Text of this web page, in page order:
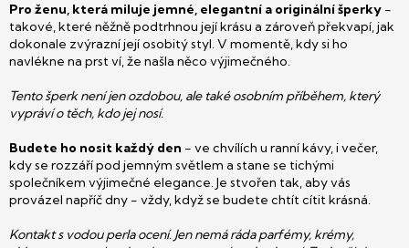
Pro ženu, která miluje jemné, elegantní a originální šperky -
takové, které něžně podtrhnou její krásu a zároveň překvapí, jak
dokonale zvýrazní její osobitý styl. V momentě, kdy si ho
navlékne na prst ví, že našla něco výjimečného.
Tento šperk není jen ozdobou, ale také osobním příběhem, který
vypráví o těch, kdo jej nosí.
Budete ho nosit každý den - ve chvílích u ranní kávy, i večer,
kdy se rozzáří pod jemným světlem a stane se tichými
společníkem výjimečné elegance. Je stvořen tak, aby vás
provázel napříč dny - vždy, když se budete chtít cítit krásná.
Kontakt s vodou perla ocení. Jen nemá ráda parfémy, krémy,